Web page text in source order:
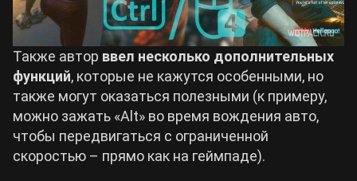
Также автор ввел несколько дополнительных
функций, которые не кажутся особенными, но
также могут оказаться полезными (к примеру,
можно зажать «Alt» во время вождения авто,
чтобы передвигаться с ограниченной
скоростью – прямо как на геймпаде).